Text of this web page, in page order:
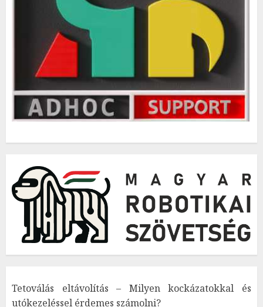
Tetoválás eltávolítás – Milyen kockázatokkal és
utókezeléssel érdemes számolni?